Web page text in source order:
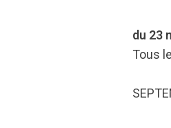
du 23
Tous